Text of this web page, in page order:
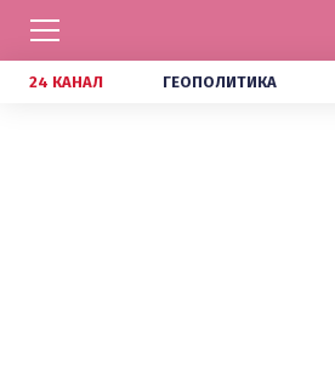
24 КАНАЛ ГЕОПОЛИТИКА